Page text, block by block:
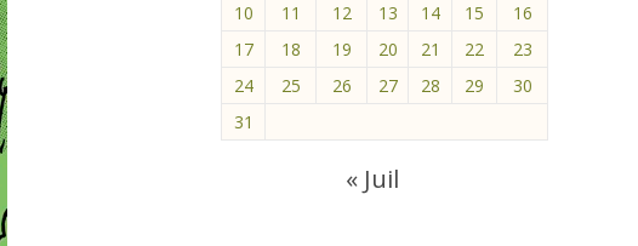
10
11 12 13 14 15
16
17
18 19 20 21 22
23
24
25 26 27 28 29
30
31
« Juil